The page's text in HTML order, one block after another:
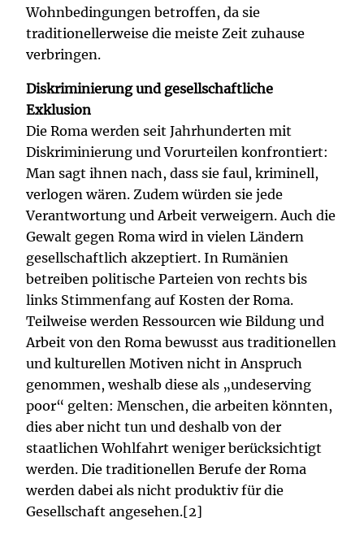
Wohnbedingungen betroffen, da sie
traditionellerweise die meiste Zeit zuhause
verbringen.
Diskriminierung und gesellschaftliche
Exklusion
Die Roma werden seit Jahrhunderten mit
Diskriminierung und Vorurteilen konfrontiert:
Man sagt ihnen nach, dass sie faul, kriminell,
verlogen wären. Zudem würden sie jede
Verantwortung und Arbeit verweigern. Auch die
Gewalt gegen Roma wird in vielen Ländern
gesellschaftlich akzeptiert. In Rumänien
betreiben politische Parteien von rechts bis
links Stimmenfang auf Kosten der Roma.
Teilweise werden Ressourcen wie Bildung und
Arbeit von den Roma bewusst aus traditionellen
und kulturellen Motiven nicht in Anspruch
genommen, weshalb diese als „undeserving
poor“ gelten: Menschen, die arbeiten könnten,
dies aber nicht tun und deshalb von der
staatlichen Wohlfahrt weniger berücksichtigt
werden. Die traditionellen Berufe der Roma
werden dabei als nicht produktiv für die
Gesellschaft angesehen.[2]